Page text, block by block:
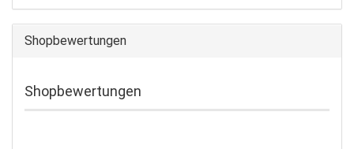
Shopbewertungen
Shopbewertungen